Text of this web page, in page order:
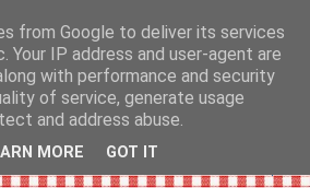
i København og resten af verden...
from Google to deliver its services
Your IP address and user-agent are
with performance and security
of service, generate usage
and address abuse.
MORE GOT IT